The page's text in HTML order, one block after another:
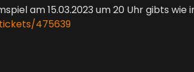
am 15.03.2023 um 20 Uhr gibts
475639